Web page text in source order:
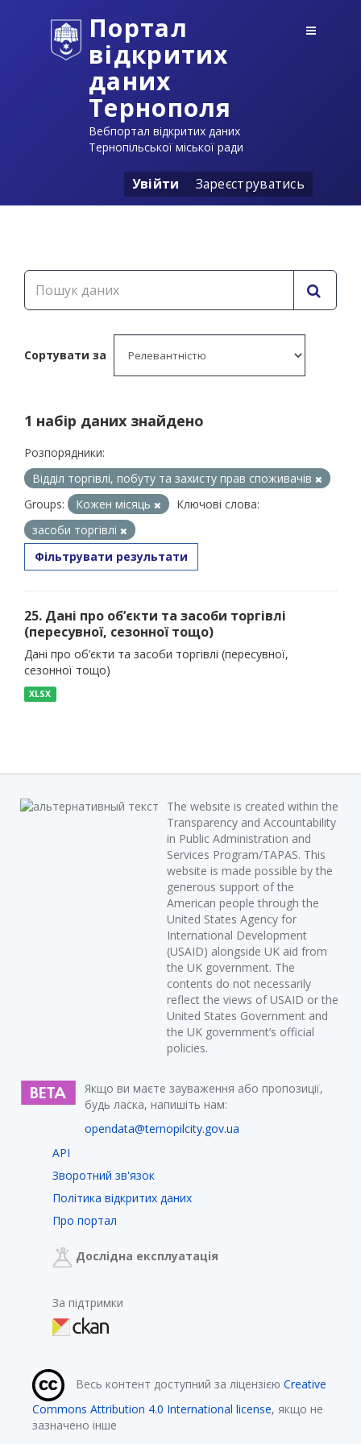
Портал
відкритих
даних
Тернополя
Вебпортал відкритих даних
Тернопільської міської ради
Увійти Зареєструватись
Сортувати за
1 набір даних знайдено
Розпорядники:
Відділ торгівлі, побуту та захисту прав споживачів
Groups:
Кожен місяць
Ключові слова:
засоби торгівлі
Фільтрувати результати
25. Дані про об’єкти та засоби торгівлі
(пересувної, сезонної тощо)
Дані про об’єкти та засоби торгівлі (пересувної,
сезонної тощо)
XLSX
The website is created within the
Transparency and Accountability
in Public Administration and
Services Program/TAPAS. This
website is made possible by the
generous support of the
American people through the
United States Agency for
International Development
(USAID) alongside UK aid from
the UK government. The
contents do not necessarily
reflect the views of USAID or the
United States Government and
the UK government’s official
policies.
Якщо ви маєте зауваження або пропозиції,
будь ласка, напишіть нам:
opendata@ternopilcity.gov.ua
API
Зворотний зв'язок
Політика відкритих даних
Про портал
Дослідна експлуатація
За підтримки
Весь контент доступний за ліцензією Creative
Commons Attribution 4.0 International license, якщо не
зазначено інше